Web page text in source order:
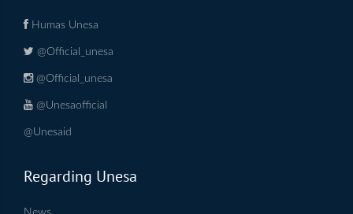
Humas Unesa
@Official_unesa
@Official_unesa
@Unesaofficial
@Unesaid
Regarding Unesa